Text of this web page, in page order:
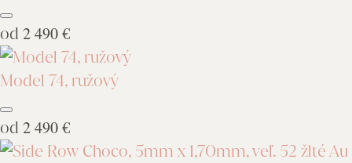
od 2 490 €
Model 74, ružový
od 2 490 €